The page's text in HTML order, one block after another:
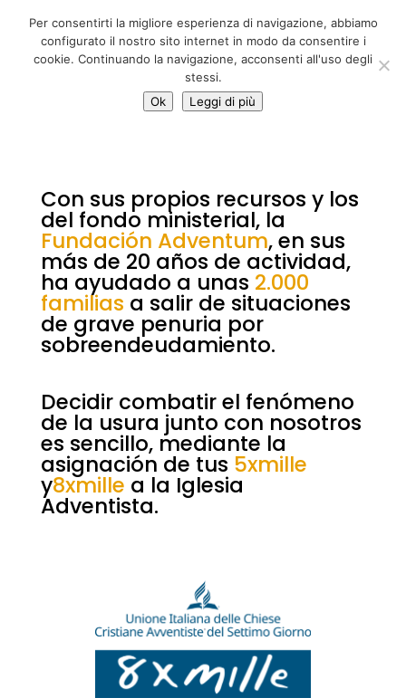
06 39725888
info@adventum.org
Con sus propios recursos y los
del fondo ministerial, la
Fundación Adventum, en sus
más de 20 años de actividad,
ha ayudado a unas 2.000
familias a salir de situaciones
de grave penuria por
sobreendeudamiento.
Decidir combatir el fenómeno
de la usura junto con nosotros
es sencillo, mediante la
asignación de tus 5xmille
y8xmille a la Iglesia
Adventista.
Per consentirti la migliore esperienza di navigazione, abbiamo
configurato il nostro sito internet in modo da consentire i
cookie. Continuando la navigazione, acconsenti all'uso degli
stessi.
Ok
Leggi di più